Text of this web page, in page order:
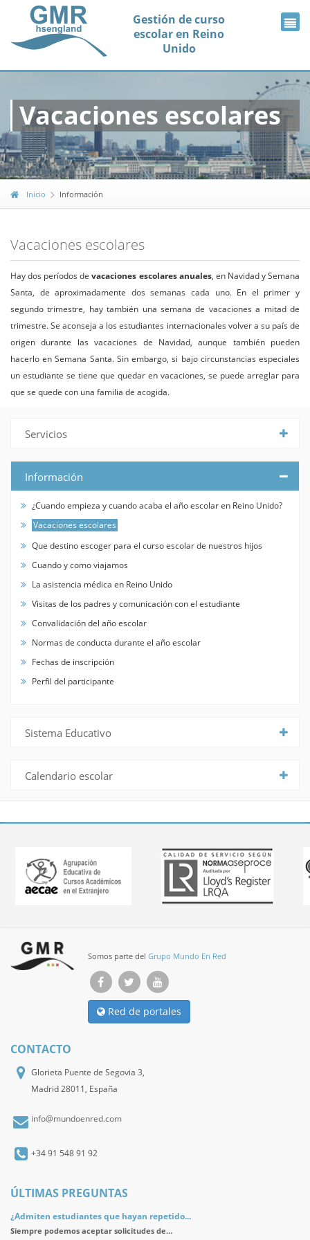
Gestión de curso
escolar en Reino
Unido
Vacaciones escolares
Inicio Información
Vacaciones escolares
Hay dos períodos devacaciones escolares anuales, en Navidad y Semana
Santa, de aproximadamente dos semanas cada uno. En el primer y
segundo trimestre, hay también una semana de vacaciones a mitad de
trimestre. Se aconseja a los estudiantes internacionales volver a su país de
origen durante las vacaciones de Navidad, aunque también pueden
hacerlo en Semana Santa. Sin embargo, si bajo circunstancias especiales
un estudiante se tiene que quedar en vacaciones, se puede arreglar para
que se quede con una familia de acogida.
Servicios
Información
¿Cuando empieza y cuando acaba el año escolar en Reino Unido?
Vacaciones escolares
Que destino escoger para el curso escolar de nuestros hijos
Cuando y como viajamos
La asistencia médica en Reino Unido
Visitas de los padres y comunicación con el estudiante
Convalidación del año escolar
Normas de conducta durante el año escolar
Fechas de inscripción
Perfil del participante
Sistema Educativo
Calendario escolar
Somos parte del Grupo Mundo En Red
Red de portales
CONTACTO
Glorieta Puente de Segovia 3,
Madrid 28011, España
info@mundoenred.com
+34 91 548 91 92
ÚLTIMAS PREGUNTAS
¿Admiten estudiantes que hayan repetido...
Siempre podemos aceptar solicitudes de...